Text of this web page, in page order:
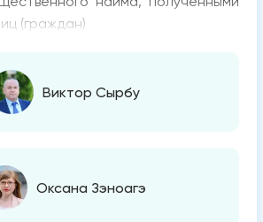
(граждан)
Виктор Сырбу
Оксана Зэноагэ